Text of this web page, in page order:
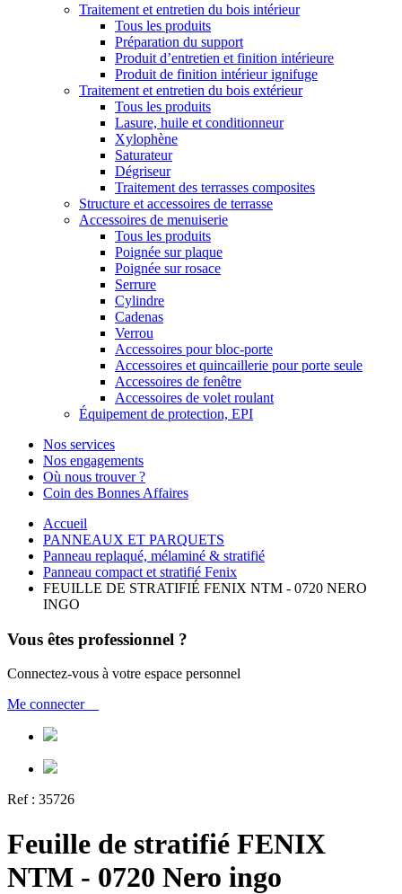
Traitement et entretien du bois intérieur
Tous les produits
Préparation du support
Produit d’entretien et finition intérieure
Produit de finition intérieur ignifuge
Traitement et entretien du bois extérieur
Tous les produits
Lasure, huile et conditionneur
Xylophène
Saturateur
Dégriseur
Traitement des terrasses composites
Structure et accessoires de terrasse
Accessoires de menuiserie
Tous les produits
Poignée sur plaque
Poignée sur rosace
Serrure
Cylindre
Cadenas
Verrou
Accessoires pour bloc-porte
Accessoires et quincaillerie pour porte seule
Accessoires de fenêtre
Accessoires de volet roulant
Équipement de protection, EPI
Nos services
Nos engagements
Où nous trouver ?
Coin des Bonnes Affaires
Accueil
PANNEAUX ET PARQUETS
Panneau replaqué, mélaminé & stratifié
Panneau compact et stratifié Fenix
FEUILLE DE STRATIFIÉ FENIX NTM - 0720 NERO
INGO
Vous êtes professionnel ?
Connectez-vous à votre espace personnel
Me connecter
Ref : 35726
Feuille de stratifié FENIX
NTM - 0720 Nero ingo